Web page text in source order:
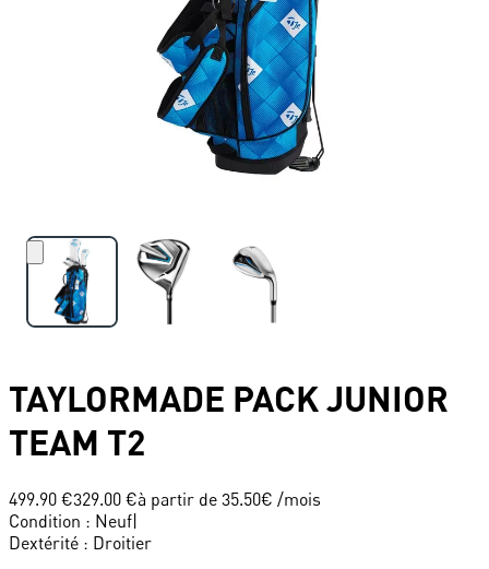
TAYLORMADE PACK JUNIOR
TEAM T2
499.90 €329.00 €à partir de 35.50€ /mois
Condition : Neuf|
Dextérité : Droitier